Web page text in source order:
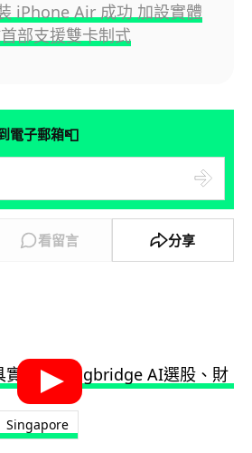
iPhone Air 成功 加設實體
部支援雙卡制式
電子郵箱📮
看留言 分享
Singapore